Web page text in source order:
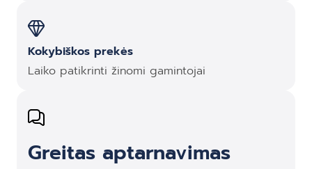
Kokybiškos prekės
Laiko patikrinti žinomi gamintojai
Greitas aptarnavimas